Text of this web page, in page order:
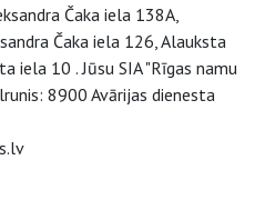
Čaka iela 138A,
Čaka iela 126, Alauksta
iela 10 . Jūsu SIA "Rīgas namu
8900 Avārijas dienesta